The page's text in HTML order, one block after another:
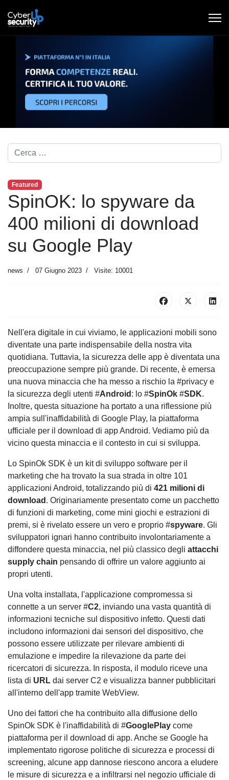
Cerca nel blog...
Featured
SpinOK: lo spyware da
400 milioni di download
su Google Play
news 07 Giugno 2023 Visite: 10001
Nell'era digitale in cui viviamo, le applicazioni mobili sono
diventate una parte indispensabile della nostra vita
quotidiana. Tuttavia, la sicurezza delle app è diventata una
preoccupazione sempre più grande. Di recente, è emersa
una nuova minaccia che ha messo a rischio la #privacy e
la sicurezza degli utenti #Android : lo #SpinOk #SDK.
Inoltre, questa situazione ha portato a una riflessione più
ampia sull'inaffidabilità di Google Play, la piattaforma
ufficiale per il download di app Android. Vediamo più da
vicino questa minaccia e il contesto in cui si sviluppa.
Lo SpinOk SDK è un kit di sviluppo software per il
marketing che ha trovato la sua strada in oltre 101
applicazioni Android, totalizzando più di 421 milioni di
download . Originariamente presentato come un pacchetto
di funzioni di marketing, come mini giochi e estrazioni di
premi, si è rivelato essere un vero e proprio #spyware. Gli
sviluppatori ignari hanno contribuito involontariamente a
diffondere questa minaccia, nel più classico degli attacchi
supply chain pensando di offrire un valore aggiunto ai
propri utenti.
Una volta installata, l'applicazione compromessa si
connette a un server #C2, inviando una vasta quantità di
informazioni tecniche sul dispositivo infetto. Questi dati
includono informazioni dai sensori del dispositivo, che
possono essere utilizzate per rilevare ambienti di
emulazione e impedire la rilevazione da parte dei
ricercatori di sicurezza. In risposta, il modulo riceve una
lista di URL dai server C2 e visualizza banner pubblicitari
all'interno dell'app tramite WebView.
Uno dei fattori che ha contribuito alla diffusione dello
SpinOk SDK è l'inaffidabilità di #GooglePlay come
piattaforma per il download di app. Anche se Google ha
implementato rigorose politiche di sicurezza e processi di
screening, alcune app dannose riescono ancora a eludere
le misure di sicurezza e a infiltrarsi nel negozio ufficiale di